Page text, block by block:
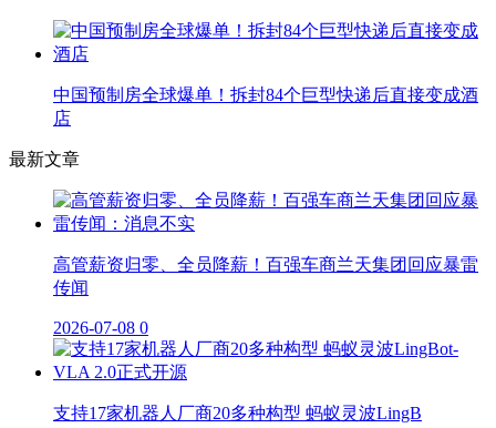
中国预制房全球爆单！拆封84个巨型快递后直接变成酒
店
最新文章
高管薪资归零、全员降薪！百强车商兰天集团回应暴雷
传闻
2026-07-08 0
支持17家机器人厂商20多种构型 蚂蚁灵波LingB